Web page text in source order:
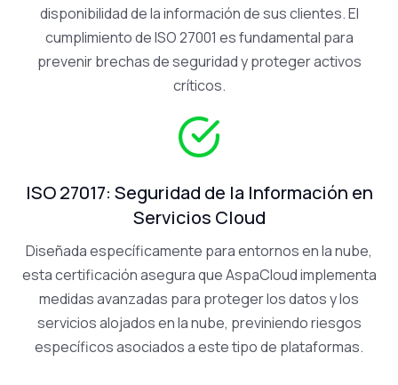
disponibilidad de la información de sus clientes. El
cumplimiento de ISO 27001 es fundamental para
prevenir brechas de seguridad y proteger activos
críticos.
ISO 27017: Seguridad de la Información en
Servicios Cloud
Diseñada específicamente para entornos en la nube,
esta certificación asegura que AspaCloud implementa
medidas avanzadas para proteger los datos y los
servicios alojados en la nube, previniendo riesgos
específicos asociados a este tipo de plataformas.